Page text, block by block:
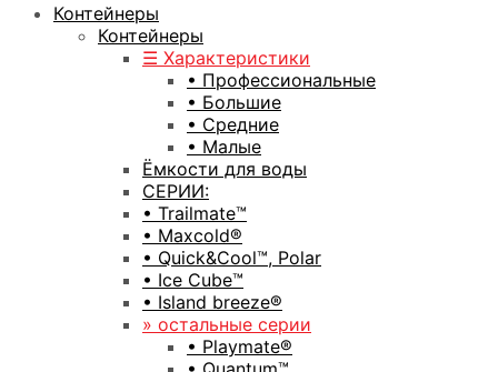
Контейнеры
Контейнеры
☰ Характеристики
• Профессиональные
• Большие
• Средние
• Малые
Ёмкости для воды
СЕРИИ:
• Trailmate™
• Maxcold®
• Quick&Cool™, Polar
• Ice Cube™
• Island breeze®
» остальные серии
• Playmate®